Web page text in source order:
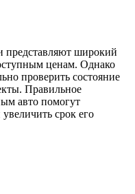
представляют широкий
ценам. Однако
проверить состояние
Правильное
авто помогут
срок его